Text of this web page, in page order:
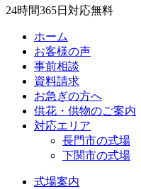
24時間365日対応無料
ホーム
お客様の声
事前相談
資料請求
お急ぎの方へ
供花・供物のご案内
対応エリア
長門市の式場
下関市の式場
式場案内